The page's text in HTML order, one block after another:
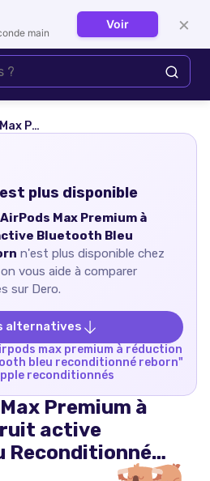
Se connecter
Reconditionné Reborn
plus disponible
Max Premium à
Bluetooth Bleu
n'est plus disponible chez
vous aide à comparer
sur Dero.
alternatives
max premium à réduction
bleu reconditionné reborn"
reconditionnés
Premium à
active
Reconditionné
main
Voir ×